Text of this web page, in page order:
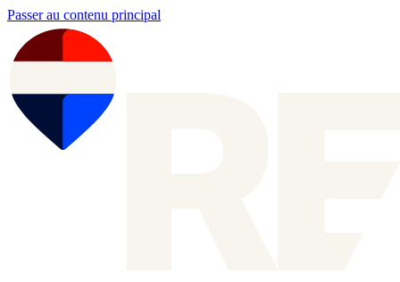
Passer au contenu principal